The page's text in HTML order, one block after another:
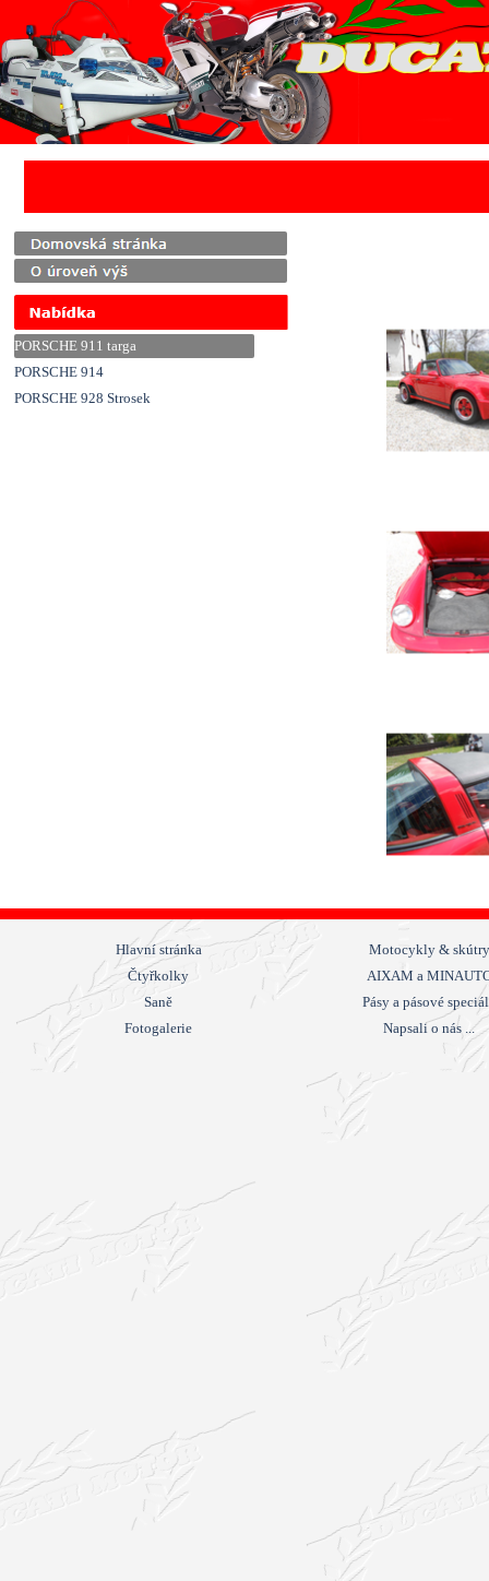
Přejít na obsah
PORSCHE 911 targa
PORSCHE 914
PORSCHE 928 Strosek
Hlavní stránka
Motocykly & skútry
Čtyřkolky
AIXAM a
Saně
Pásy a pásové
Fotogalerie
Napsali o nás ...